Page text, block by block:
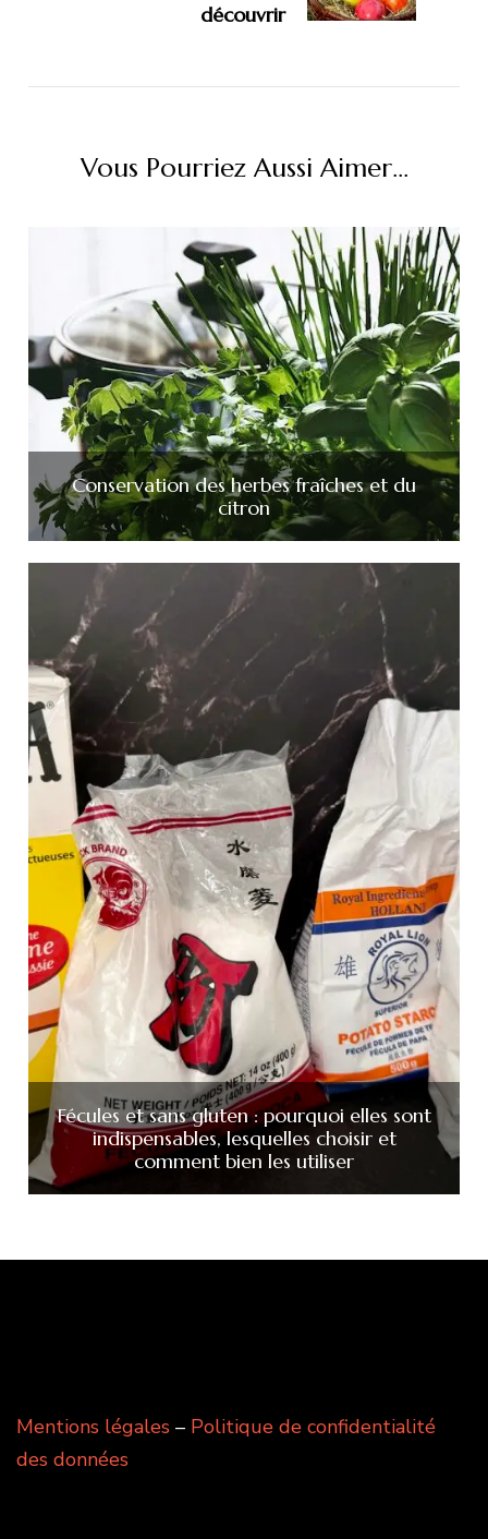
découvrir
Vous Pourriez Aussi Aimer...
Conservation des herbes fraîches et du
citron
Fécules et sans gluten : pourquoi elles sont
indispensables, lesquelles choisir et
comment bien les utiliser
Mentions légales – Politique de confidentialité
des données